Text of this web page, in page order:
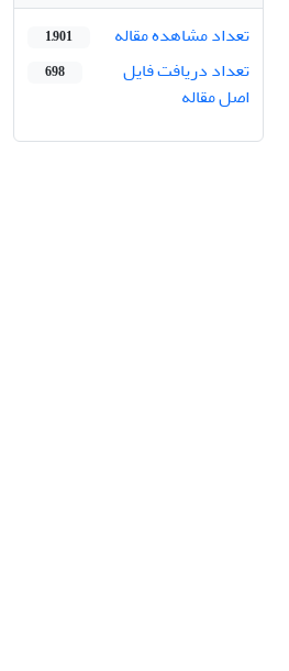
تعداد مشاهده مقاله
1,901
تعداد دریافت فایل
اصل مقاله
698